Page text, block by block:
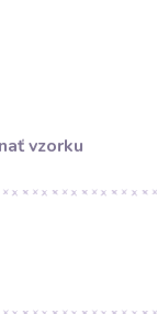
vzorku